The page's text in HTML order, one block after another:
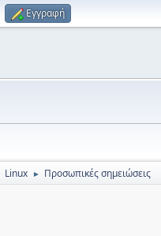
Εγγραφή
Linux ► Προσωπικές σημειώσεις